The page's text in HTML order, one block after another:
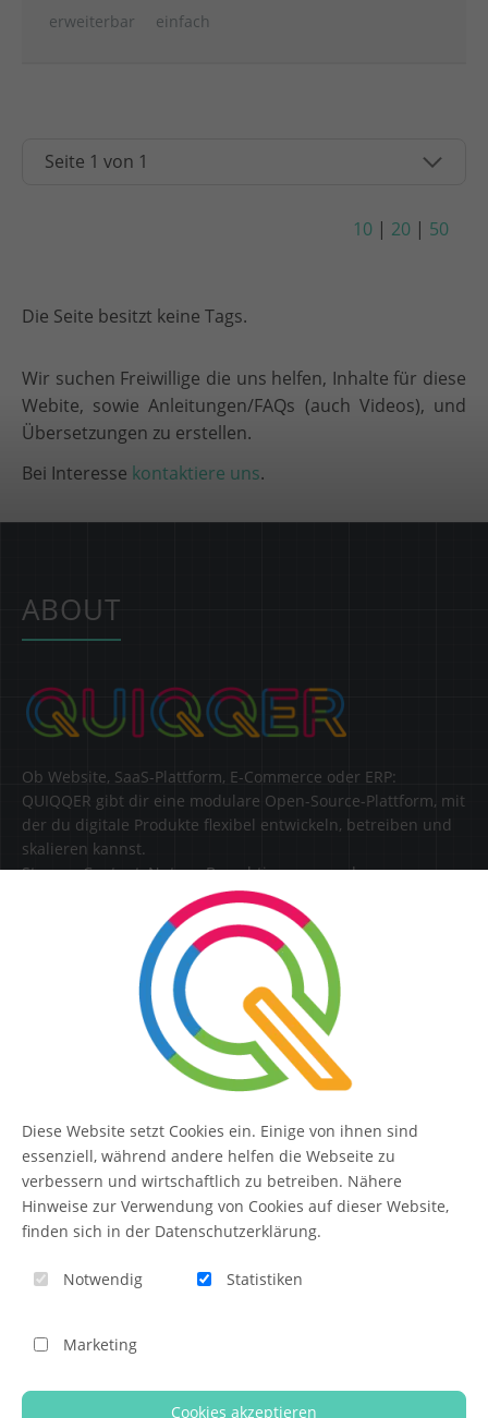
erweiterbar
einfach
10 | 20 | 50
Die Seite besitzt keine Tags.
Wir suchen Freiwillige die uns helfen, Inhalte für diese
Webite, sowie Anleitungen/FAQs (auch Videos), und
Übersetzungen zu erstellen.
Bei Interesse kontaktiere uns.
ABOUT
Ob Website, SaaS-Plattform, E-Commerce oder ERP:
QUIQQER gibt dir eine modulare Open-Source-Plattform, mit
der du digitale Produkte flexibel entwickeln, betreiben und
skalieren kannst.
Steuere Content, Nutzer, Berechtigungen und
Erweiterungen zentral in einer Lösung.
QUIQQER
Themen-Übersicht
Impressum
Diese Website setzt Cookies ein. Einige von ihnen sind
essenziell, während andere helfen die Webseite zu
verbessern und wirtschaftlich zu betreiben. Nähere
Hinweise zur Verwendung von Cookies auf dieser Website,
finden sich in der Datenschutzerklärung.
Notwendig Statistiken
Marketing
Cookies akzeptieren